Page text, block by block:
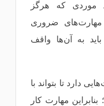
موردی که هرگز
مهارت‌های ضروری
به آن‌ها واقف
دارد تا بتواند با
مهارت کار